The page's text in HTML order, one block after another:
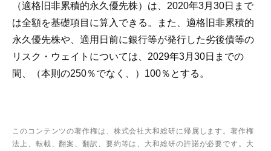
（適格旧非累積的永久優先株）は、2020年3月30日まで
は全額を基礎項目に算入できる。また、適格旧非累積的
永久優先株や、適用日前に銀行等が発行した劣後債等の
リスク・ウェイトについては、2029年3月30日までの
間、（本則の250％でなく、）100％とする。
このコンテンツの著作権は、株式会社大和総研に帰属します。著作権
法上、転載、翻案、翻訳、要約等は、大和総研の許諾が必要です。大